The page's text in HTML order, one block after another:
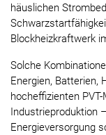
häuslichen
Blockheizkraftwerk
Solche
Energien, Batterien,
hocheffizienten
Industrieproduktion
Energieversorgung